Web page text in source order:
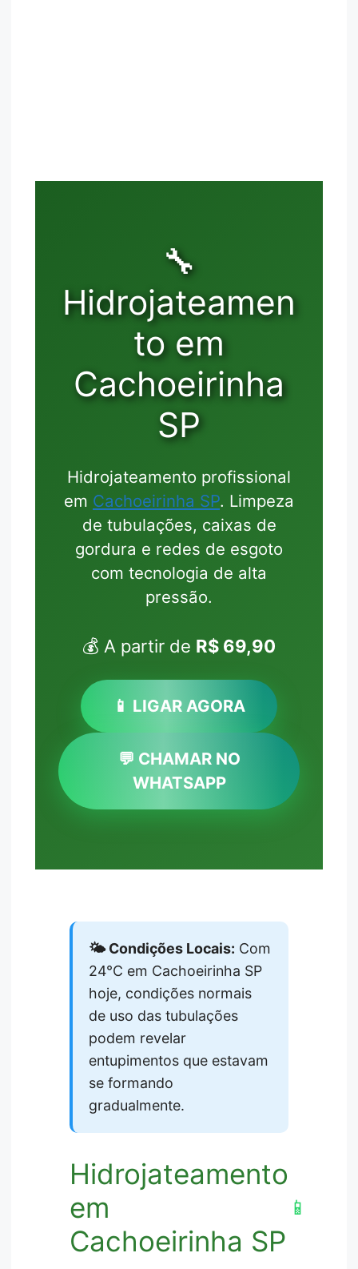
🔧
Hidrojateamen
to em
Cachoeirinha
SP
Hidrojateamento profissional
em Cachoeirinha SP. Limpeza
de tubulações, caixas de
gordura e redes de esgoto
com tecnologia de alta
pressão.
💰 A partir de R$ 69,90
📱 LIGAR AGORA
💬 CHAMAR NO
WHATSAPP
🌤️ Condições Locais: Com
24°C em Cachoeirinha SP
hoje, condições normais
de uso das tubulações
podem revelar
entupimentos que estavam
se formando
gradualmente.
Hidrojateamento
em
Cachoeirinha SP
📱